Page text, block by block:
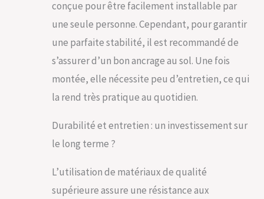
conçue pour être facilement installable par
une seule personne. Cependant, pour garantir
une parfaite stabilité, il est recommandé de
s’assurer d’un bon ancrage au sol. Une fois
montée, elle nécessite peu d’entretien, ce qui
la rend très pratique au quotidien.
Durabilité et entretien : un investissement sur
le long terme ?
L’utilisation de matériaux de qualité
supérieure assure une résistance aux